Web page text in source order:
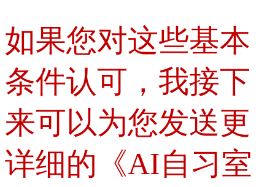
如果您对这些基本
条件认可，我接下
来可以为您发送更
详细的《AI自习室